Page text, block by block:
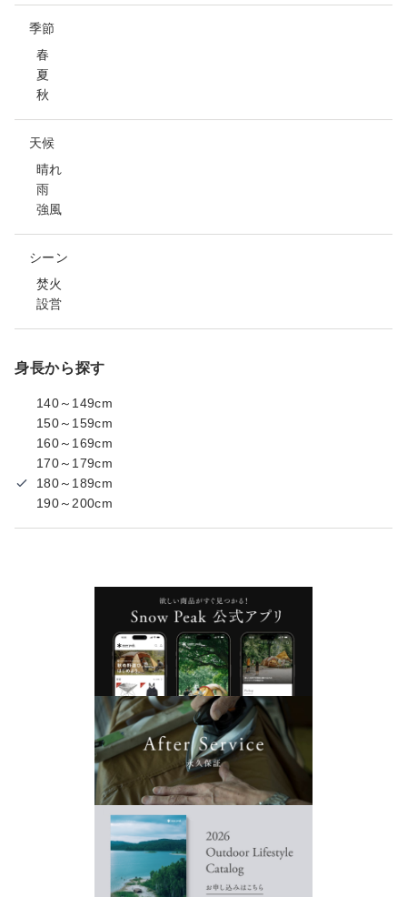
季節
春
夏
秋
天候
晴れ
雨
強風
シーン
焚火
設営
身長から探す
140～149cm
150～159cm
160～169cm
170～179cm
180～189cm
190～200cm